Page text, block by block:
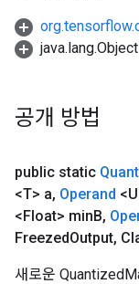
공개 방법
public static
<T> a, Operand
<Float> minB,
FreezedOutput,
새로운